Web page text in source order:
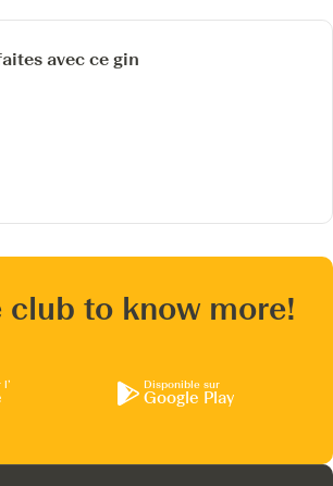
avec ce gin
club to know more!
Disponible sur
Google Play